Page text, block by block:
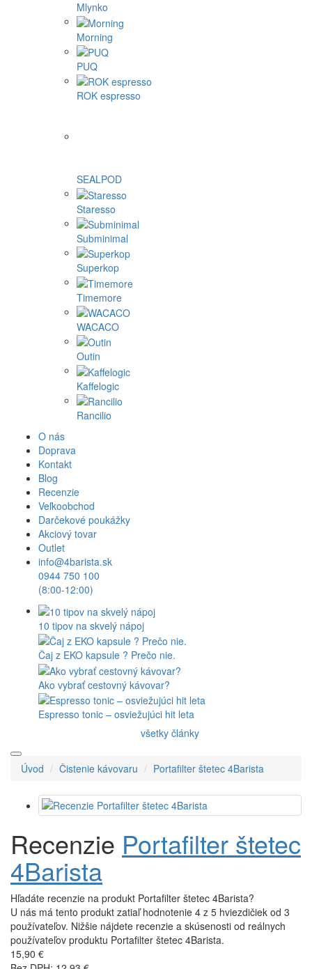
Mlynko
Morning
PUQ
ROK espresso
SEALPOD
Staresso
Subminimal
Superkop
Timemore
WACACO
Outin
Kaffelogic
Rancilio
O nás
Doprava
Kontakt
Blog
Recenzie
Veľkoobchod
Darčekové poukážky
Akciový tovar
Outlet
info@4barista.sk
0944 750 100
(8:00-12:00)
10 tipov na skvelý nápoj
Čaj z EKO kapsule ? Prečo nie.
Ako vybrať cestovný kávovar?
Espresso tonic – osviežujúci hit leta
všetky články
Úvod Čistenie kávovaru Portafilter štetec 4Barista
Recenzie Portafilter štetec
4Barista
Hľadáte recenzie na produkt Portafilter štetec 4Barista?
U nás má tento produkt zatiaľ hodnotenie 4 z 5 hviezdičiek od 3
používateľov. Nižšie nájdete recenzie a skúsenosti od reálnych
používateľov produktu Portafilter štetec 4Barista.
15,90 €